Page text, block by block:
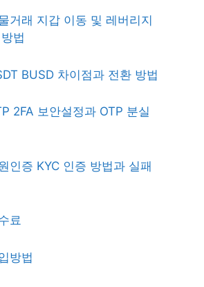
거래 지갑 이동 및 레버리지
법
BUSD 차이점과 전환 방법
2FA 보안설정과 OTP 분실
인증 KYC 인증 방법과 실패
료
방법